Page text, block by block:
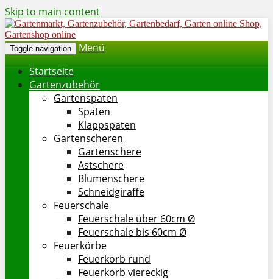
Skip to main content
Toggle navigation
Menü
Startseite
Gartenzubehör
Gartenspaten
Spaten
Klappspaten
Gartenscheren
Gartenschere
Astschere
Blumenschere
Schneidgiraffe
Feuerschale
Feuerschale über 60cm Ø
Feuerschale bis 60cm Ø
Feuerkörbe
Feuerkorb rund
Feuerkorb viereckig